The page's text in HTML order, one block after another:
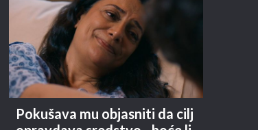
Pokušava mu objasniti da cilj